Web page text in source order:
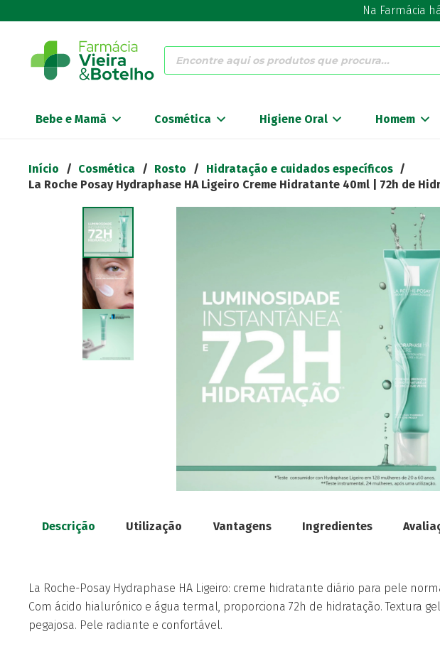
Na Farmácia
Products
search
Bebe e Mamã Cosmética Higiene Oral Homem
Início / Cosmética / Rosto / Hidratação e cuidados específicos /
La Roche Posay Hydraphase HA Ligeiro Creme Hidratante 40ml | 72h de
Descrição Utilização Vantagens Ingredientes
La Roche-Posay Hydraphase HA Ligeiro: creme hidratante diário para pele
Com ácido hialurónico e água termal, proporciona 72h de hidratação. Textura
pegajosa. Pele radiante e confortável.